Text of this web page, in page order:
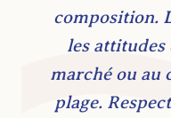
composition.
les attitudes
marché ou au
plage.